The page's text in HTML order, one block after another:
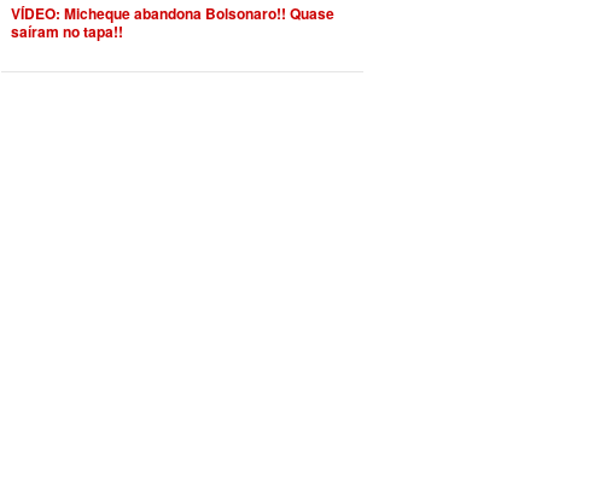
VÍDEO: Micheque abandona Bolsonaro!! Quase
saíram no tapa!!